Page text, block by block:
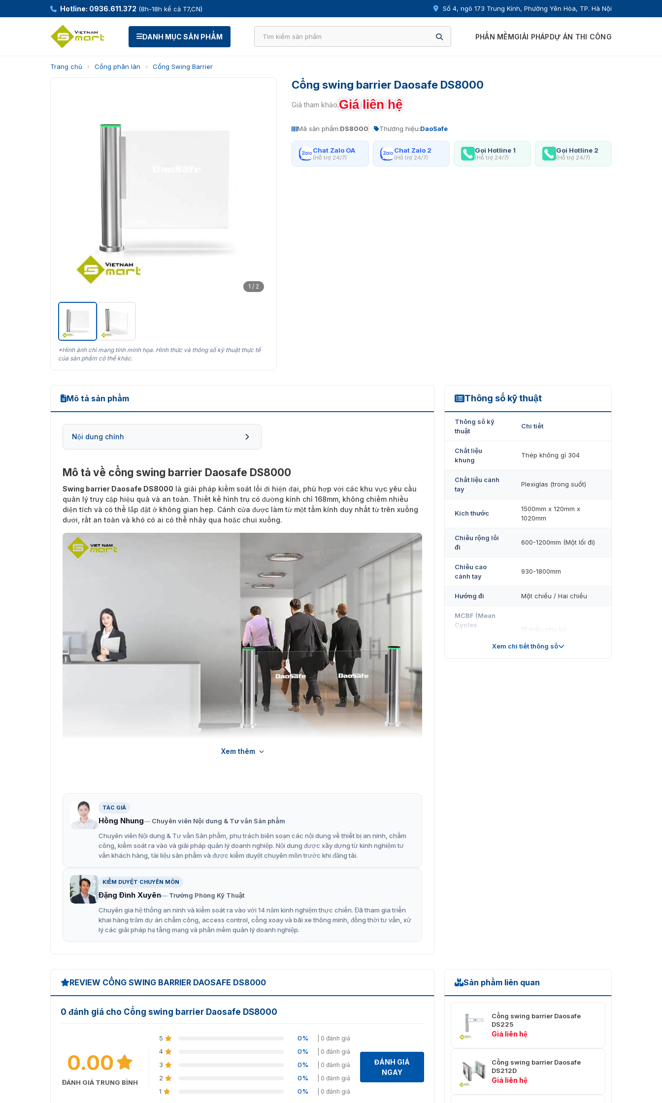
Hotline: 0936.611.372 (8h-18h kể cả T7,CN) Số 4, ngõ 173 Trung Kính, Phường Yên Hòa, TP. Hà Nội
DANH MỤC SẢN PHẨM PHẦN MỀMGIẢI PHÁPDỰ ÁN THI CÔNG
Trang chủ › Cổng phân làn › Cổng Swing Barrier
1 / 2
*Hình ảnh chỉ mang tính minh họa. Hình thức và thông số kỹ thuật thực tế
của sản phẩm có thể khác.
Cổng swing barrier Daosafe DS8000
Giá tham khảo:Giá liên hệ
Mã sản phẩm:DS8000 Thương hiệu:DaoSafe
Chat Zalo OA
(Hỗ trợ 24/7)
Chat Zalo 2
(Hỗ trợ 24/7)
Gọi Hotline 1
(Hỗ trợ 24/7)
Gọi Hotline 2
(Hỗ trợ 24/7)
Mô tả sản phẩm
Nội dung chính
Mô tả về cổng swing barrier Daosafe DS8000
Swing barrier Daosafe DS8000 là giải pháp kiểm soát lối đi hiện đại, phù hợp với các khu vực yêu cầu
quản lý truy cập hiệu quả và an toàn. Thiết kế hình trụ có đường kính chỉ 168mm, không chiếm nhiều
diện tích và có thể lắp đặt ở không gian hẹp. Cánh cửa được làm từ một tấm kính duy nhất từ ​​trên xuống
dưới, rất an toàn và khó có ai có thể nhảy qua hoặc chui xuống.
Cửa đơn Daosafe DS8000 có thể được thiết kế rộng tới 900mm để tạo lối đi rộng rãi, xe lăn và người đi bộ
mang theo hành lý lớn cũng có thể đi qua. Hai cánh cửa hoạt động cùng nhau có thể cung cấp chiều
rộng lối đi tối đa là 1800mm, cho phép nhiều người cùng đi qua mà không cần phải chờ đợi.
Đặc điểm nổi bật của cổng xoay Daosafe DS8000
chất lượng cao, thích hợp cho nhiều mục đích sử
Xem thêm
TÁC GIẢ
Hồng Nhung
Chuyên viên Nội dung & Tư vấn Sản phẩm
Chuyên viên Nội dung & Tư vấn Sản phẩm, phụ trách biên soạn các nội dung về thiết bị an ninh, chấm
công, kiểm soát ra vào và giải pháp quản lý doanh nghiệp. Nội dung được xây dựng từ kinh nghiệm tư
vấn khách hàng, tài liệu sản phẩm và được kiểm duyệt chuyên môn trước khi đăng tải.
KIỂM DUYỆT CHUYÊN MÔN
Đặng Đình Xuyên
Trưởng Phòng Kỹ Thuật
Chuyên gia hệ thống an ninh và kiểm soát ra vào với 14 năm kinh nghiệm thực chiến. Đã tham gia triển
khai hàng trăm dự án chấm công, access control, cổng xoay và bãi xe thông minh, đồng thời tư vấn, xử
lý các giải pháp hạ tầng mạng và phần mềm quản lý doanh nghiệp.
Thông số kỹ thuật
DS8000
Thông số kỹ
thuật
Chi tiết
Chất liệu
khung
Thép không gỉ 304
Chất liệu cánh
tay
Plexiglas (trong suốt)
Kích thước
1500mm x 120mm x
1020mm
Chiều rộng lối
đi
600-1200mm (Một lối đi)
Chiều cao
cánh tay
930-1800mm
Hướng đi Một chiều / Hai chiều
MCBF (Mean
Cycles
15 triệu chu kỳ
Xem chi tiết thông số
REVIEW CỔNG SWING BARRIER DAOSAFE DS8000
0 đánh giá cho Cổng swing barrier Daosafe DS8000
0.00
ĐÁNH GIÁ TRUNG BÌNH
5 0% | 0 đánh giá
4 0% | 0 đánh giá
3 0% | 0 đánh giá
2 0% | 0 đánh giá
1 0% | 0 đánh giá
ĐÁNH GIÁ
NGAY
Sản phẩm liên quan
Cổng swing barrier Daosafe
DS225
Giá liên hệ
Cổng swing barrier Daosafe
DS212D
Giá liên hệ